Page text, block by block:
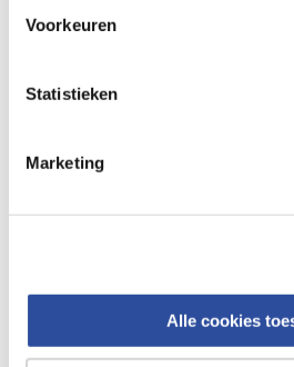
gegevensverwerking staat in de
Voorkeuren
Statistieken
Marketing
Alle cookies
Online aanbieder
webshop mag verkopen.
⁠Verantwoorde zorg, ⁠ook
Altijd onze folder bij de